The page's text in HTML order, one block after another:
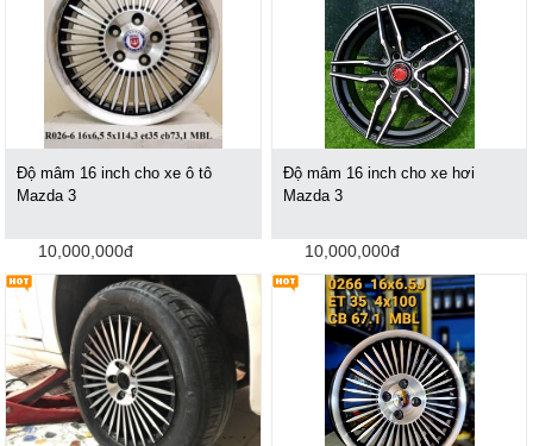
Độ mâm 16 inch cho xe ô tô
Mazda 3
10,000,000đ
Độ mâm 16 inch cho xe hơi
Mazda 3
10,000,000đ